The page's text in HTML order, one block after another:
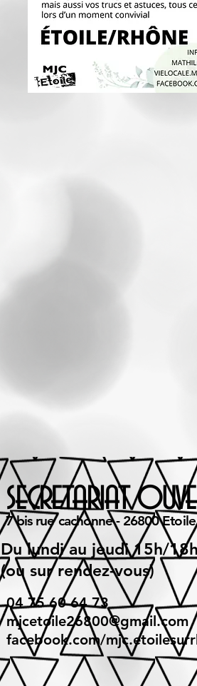
secretariat
7 bis rue cachonne - 26800
Du lundi au jeudi 15h/18h
(ou sur rendez-vous)
04 75 60 64 73
mjcetoile26800@gmail.com
facebook.com/